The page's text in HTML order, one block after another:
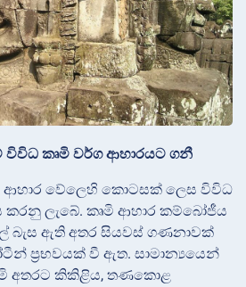
කෘමි වර්ග ආහාරයට ගනී
ආහාර වේලෙහි කොටසක් ලෙස විවිධ
ලැබේ. කෘමි ආහාර කම්බෝජීය
බැස ඇති අතර සියවස් ගණනාවක්
ප්‍රභවයක් වී ඇත. සාමාන්‍යයෙන්
අතරට කිකිළිය, තණකොළ